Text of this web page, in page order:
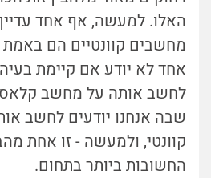
האלו. למעשה, אף אחד
מחשבים קוונטיים הם באמת
אחד לא יודע אם קיימת
לחשב אותה על מחשב
שבה אנחנו יודעים לחשב
קוונטי, ולמעשה - זו אחת
החשובות ביותר בתחום.